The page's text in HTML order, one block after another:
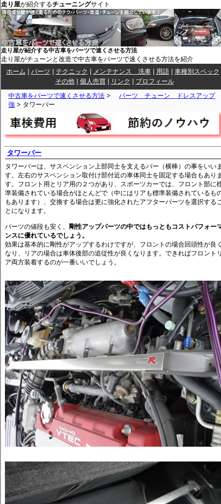
走り屋が紹介するチューニングサイト
走り屋が紹介する中古車をパーツで速くさせる方法
走り屋がチューンと改造で中古車をパーツで速くさせる方法を紹介
ホーム
パーツ テクニック メンテナンス 洗車| 用語| 車種別スペック
その他| 個人売買 リンク
プロフィール
中古車をパーツで速くさせる方法 > パーツ チューン ドレスアップ
強 > タワーバー
タワーバー
タワーバーは、サスペンション上部同士を支えるバー（横棒）の事をいい
す。左右のサスペンション取付け部付近の車体同士を固定する場合もあり
す。フロント用とリア用の２つがあり、スポーツカーでは、フロント部に
準装備されている場合がほとんどで（中にはリアも標準装備されているも
もあります）、交換する場合は更に強化されたアフターパーツを選択する
とになります。
パーツの値段も安く、 剛性アップパーツの中ではもっともコストパフォー
ンスに優れているでしょう。
効果は基本的に剛性がアップするわけですが、フロントの場合回頭性が良
なり、リアの場合は車体後部の追従性が良くなります。できればフロント
ア両方装着するのが一番いいでしょう。